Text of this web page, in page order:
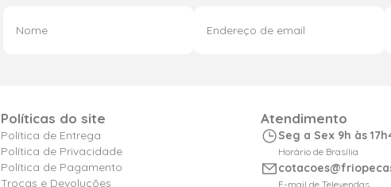
Políticas do site
Política de Entrega
Política de Privacidade
Política de Pagamento
Trocas e Devoluções
Atendimento
Seg a Sex 9h às
Horário de Brasília
E-mail de Televendas